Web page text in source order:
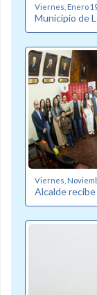
Viernes, Enero
Municipio de
Viernes,
Alcalde